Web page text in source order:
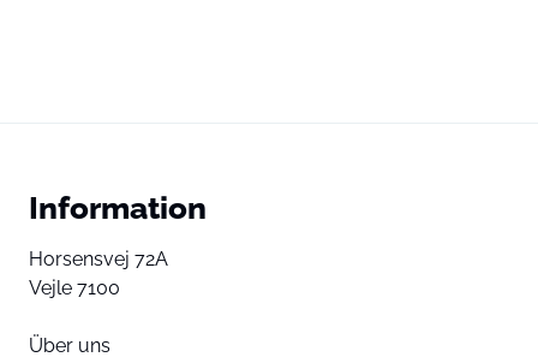
Information
Horsensvej 72A
Vejle 7100
Über uns